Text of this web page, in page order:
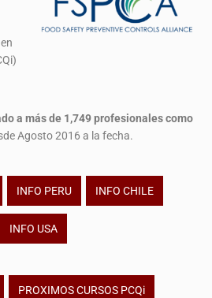
a más de 1,749 profesionalescomo
Agosto 2016 a la fecha.
INFO PERU INFO CHILE
INFO USA
PROXIMOS CURSOS PCQi